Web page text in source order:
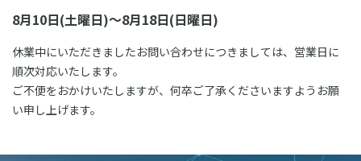
お問い合わせ
8月10日(土曜日)～8月18日(日曜日)
休業中にいただきましたお問い合わせにつきましては、営業日に
順次対応いたします。
ご不便をおかけいたしますが、何卒ご了承くださいますようお願
い申し上げます。